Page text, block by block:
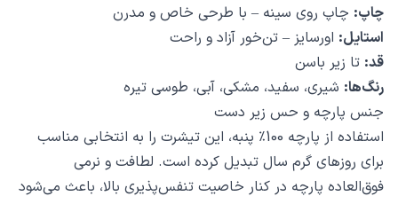
چاپ: چاپ روی سینه – با طرحی خاص و مدرن
استایل: اورسایز – تن‌خور آزاد و راحت
قد: تا زیر باسن
رنگ‌ها: شیری، سفید، مشکی، آبی، طوسی تیره
جنس پارچه و حس زیر دست
استفاده از پارچه 100٪ پنبه، این تیشرت را به انتخابی مناسب
برای روزهای گرم سال تبدیل کرده است. لطافت و نرمی
فوق‌العاده پارچه در کنار خاصیت تنفس‌پذیری بالا، باعث می‌شود